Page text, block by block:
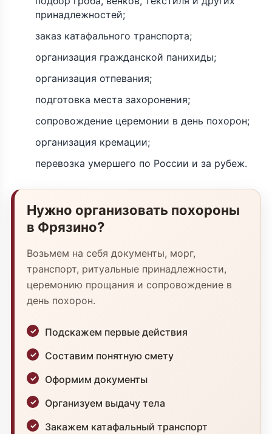
принадлежностей;
заказ катафального транспорта;
организация гражданской панихиды;
организация отпевания;
подготовка места захоронения;
сопровождение церемонии в день похорон;
организация кремации;
перевозка умершего по России и за рубеж.
Нужно организовать похороны
в Фрязино?
Возьмем на себя документы, морг,
транспорт, ритуальные принадлежности,
церемонию прощания и сопровождение в
день похорон.
Подскажем первые действия
Составим понятную смету
Оформим документы
Организуем выдачу тела
Закажем катафальный транспорт